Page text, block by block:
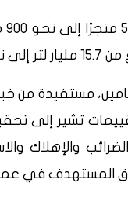
مستفيدة من
التقييمات تشير إلى